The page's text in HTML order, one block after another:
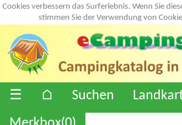
Cookies verbessern das Surferlebnis. Wenn Sie
stimmen Sie der Verwendung von
☰ ⌂ Suchen